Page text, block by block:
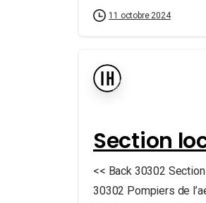
11 octobre 2024
Section
<< Back 30302
30302 Pompiers de